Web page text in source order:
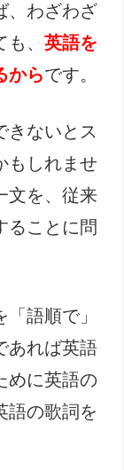
、わざわざ
も、英語を
からです。
きないとス
もしれませ
文を、従来
ることに問
語順で」
あれば英語
めに英語の
語の歌詞を